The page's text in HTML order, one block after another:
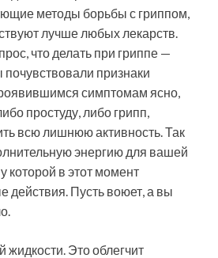
методы борьбы с гриппом,
лучше любых лекарств.
что делать при гриппе —
признаки
симптомам ясно,
простуду, либо грипп,
всю лишнюю активность. Так
энергию для вашей
которой в этот момент
действия. Пусть воюет, а вы
жидкости. Это облегчит